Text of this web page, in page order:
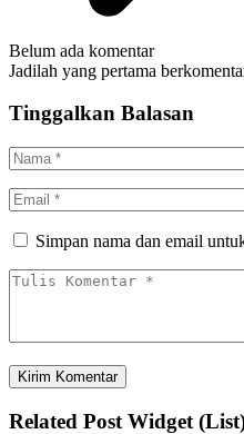
Belum ada komentar
Jadilah yang pertama
Tinggalkan Balasan
Simpan nama dan email
Related Post Widget